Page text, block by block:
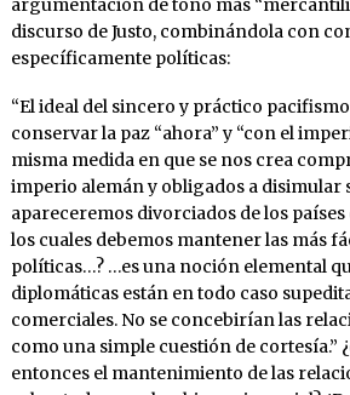
argumentación de tono más
discurso de Justo, combinándola con
específicamente políticas:
“El ideal del sincero y práctico
conservar la paz “ahora” y “con el
misma medida en que se nos crea
imperio alemán y obligados a disimular
apareceremos divorciados de los
los cuales debemos mantener las más
políticas…? …es una noción elemental
diplomáticas están en todo caso
comerciales. No se concebirían las
como una simple cuestión de cortesía.”
entonces el mantenimiento de las